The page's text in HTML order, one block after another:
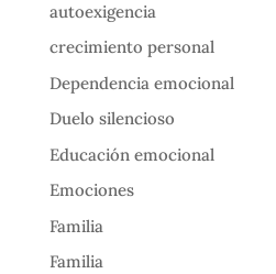
autoexigencia
crecimiento personal
Dependencia emocional
Duelo silencioso
Educación emocional
Emociones
Familia
Familia